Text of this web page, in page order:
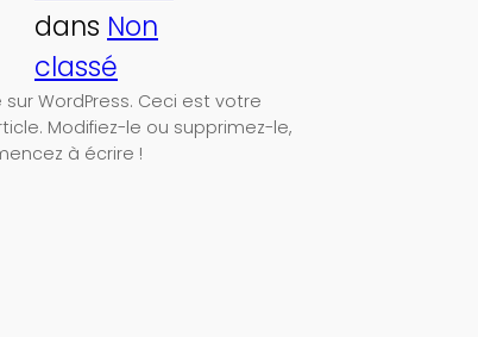
dans Non
classé
sur WordPress. Ceci est votre
Modifiez-le ou supprimez-le,
à écrire !